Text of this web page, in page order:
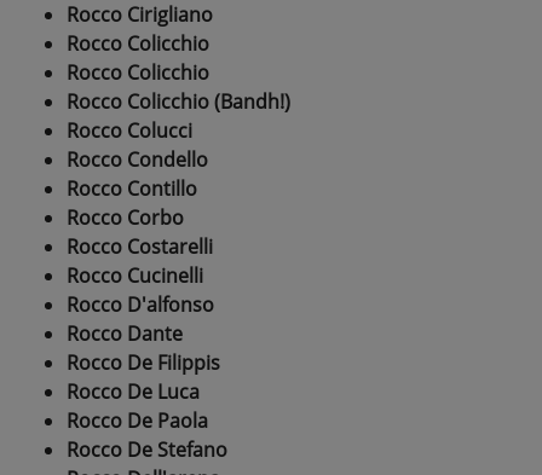
Rocco Cirigliano
Rocco Colicchio
Rocco Colicchio
Rocco Colicchio (Bandh!)
Rocco Colucci
Rocco Condello
Rocco Contillo
Rocco Corbo
Rocco Costarelli
Rocco Cucinelli
Rocco D'alfonso
Rocco Dante
Rocco De Filippis
Rocco De Luca
Rocco De Paola
Rocco De Stefano